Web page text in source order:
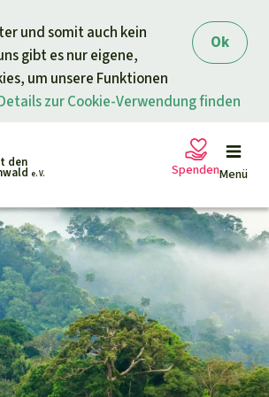
Ok
und somit auch kein
gibt es nur eigene,
um unsere Funktionen
zur Cookie-Verwendung finden
den
e. V. Menü
rmieren
Spenden
Spende hilft
Spende
Spendenaufruf